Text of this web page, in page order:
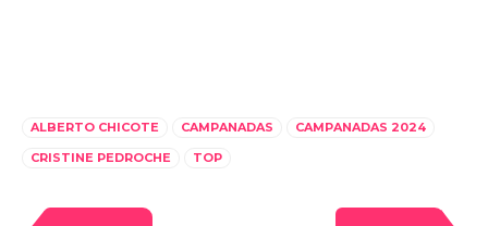
ALBERTO CHICOTE CAMPANADAS
CAMPANADAS 2024
CRISTINE PEDROCHE
TOP